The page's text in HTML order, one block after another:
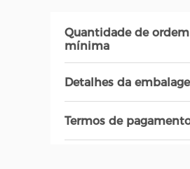
Quantidade de ordem
mínima
Detalhes da
Termos de